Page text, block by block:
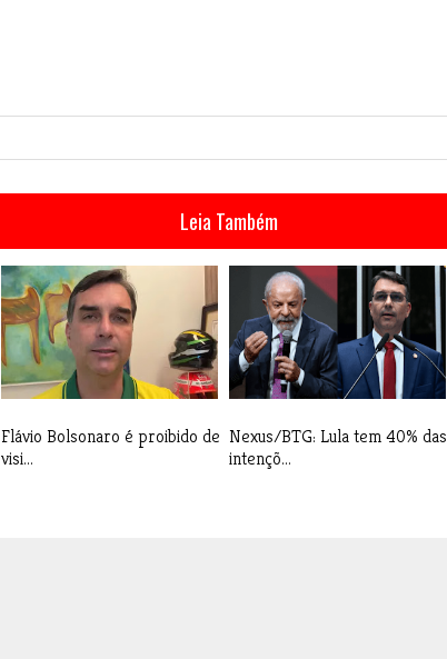
Leia Também
Flávio Bolsonaro é proibido de
visi...
Nexus/BTG: Lula tem 40% das
intençõ...